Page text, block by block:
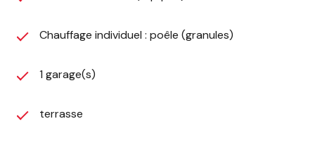
Chauffage individuel : poêle (granules)
1 garage(s)
terrasse